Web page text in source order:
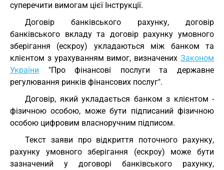
суперечити вимогам цієї Інструкції.
Договір банківського рахунку, договір
банківського вкладу та договір рахунку умовного
зберігання (ескроу) укладаються між банком та
клієнтом з урахуванням вимог, визначених Законом
України "Про фінансові послуги та державне
регулювання ринків фінансових послуг".
Договір, який укладається банком з клієнтом -
фізичною особою, може бути підписаний фізичною
особою цифровим власноручним підписом.
Текст заяви про відкриття поточного рахунку,
рахунку умовного зберігання (ескроу) може бути
зазначений у договорі банківського рахунку,